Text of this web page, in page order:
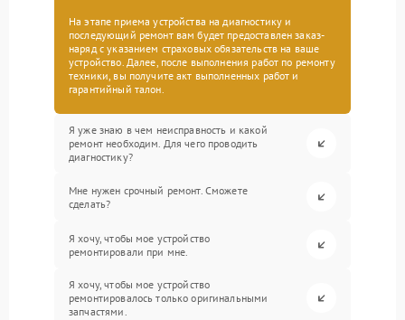
На этапе приема устройства на диагностику и
последующий ремонт вам будет предоставлен заказ-
наряд с указанием страховых обязательств на ваше
устройство. Далее, после выполнения работ по ремонту
техники, вы получите акт выполненных работ и
гарантийный талон.
Я уже знаю в чем неисправность и какой
ремонт необходим. Для чего проводить
диагностику?
Мне нужен срочный ремонт. Сможете
сделать?
Я хочу, чтобы мое устройство
ремонтировали при мне.
Я хочу, чтобы мое устройство
ремонтировалось только оригинальными
запчастями.